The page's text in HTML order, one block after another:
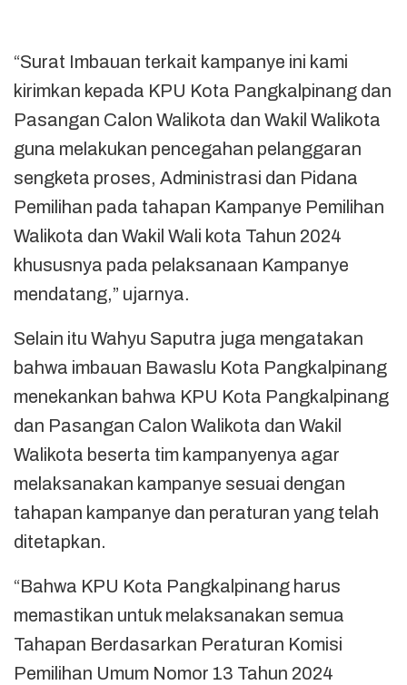
“Surat Imbauan terkait kampanye ini kami
kirimkan kepada KPU Kota Pangkalpinang dan
Pasangan Calon Walikota dan Wakil Walikota
guna melakukan pencegahan pelanggaran
sengketa proses, Administrasi dan Pidana
Pemilihan pada tahapan Kampanye Pemilihan
Walikota dan Wakil Wali kota Tahun 2024
khususnya pada pelaksanaan Kampanye
mendatang,” ujarnya.
Selain itu Wahyu Saputra juga mengatakan
bahwa imbauan Bawaslu Kota Pangkalpinang
menekankan bahwa KPU Kota Pangkalpinang
dan Pasangan Calon Walikota dan Wakil
Walikota beserta tim kampanyenya agar
melaksanakan kampanye sesuai dengan
tahapan kampanye dan peraturan yang telah
ditetapkan.
“Bahwa KPU Kota Pangkalpinang harus
memastikan untuk melaksanakan semua
Tahapan Berdasarkan Peraturan Komisi
Pemilihan Umum Nomor 13 Tahun 2024